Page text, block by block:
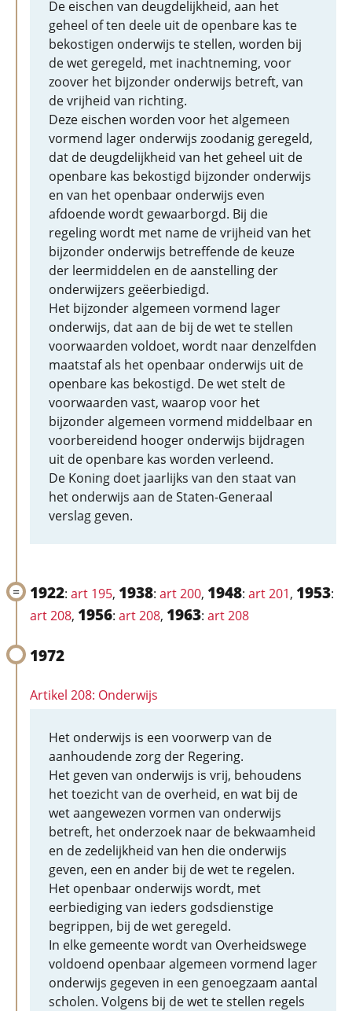
De eischen van deugdelijkheid, aan het
geheel of ten deele uit de openbare kas te
bekostigen onderwijs te stellen, worden bij
de wet geregeld, met inachtneming, voor
zoover het bijzonder onderwijs betreft, van
de vrijheid van richting.
Deze eischen worden voor het algemeen
vormend lager onderwijs zoodanig geregeld,
dat de deugdelijkheid van het geheel uit de
openbare kas bekostigd bijzonder onderwijs
en van het openbaar onderwijs even
afdoende wordt gewaarborgd. Bij die
regeling wordt met name de vrijheid van het
bijzonder onderwijs betreffende de keuze
der leermiddelen en de aanstelling der
onderwijzers geëerbiedigd.
Het bijzonder algemeen vormend lager
onderwijs, dat aan de bij de wet te stellen
voorwaarden voldoet, wordt naar denzelfden
maatstaf als het openbaar onderwijs uit de
openbare kas bekostigd. De wet stelt de
voorwaarden vast, waarop voor het
bijzonder algemeen vormend middelbaar en
voorbereidend hooger onderwijs bijdragen
uit de openbare kas worden verleend.
De Koning doet jaarlijks van den staat van
het onderwijs aan de Staten-Generaal
verslag geven.
1922: art 195, 1938: art 200, 1948: art 201, 1953:
art 208, 1956: art 208, 1963: art 208
1972
Artikel 208: Onderwijs
Het onderwijs is een voorwerp van de
aanhoudende zorg der Regering.
Het geven van onderwijs is vrij, behoudens
het toezicht van de overheid, en wat bij de
wet aangewezen vormen van onderwijs
betreft, het onderzoek naar de bekwaamheid
en de zedelijkheid van hen die onderwijs
geven, een en ander bij de wet te regelen.
Het openbaar onderwijs wordt, met
eerbiediging van ieders godsdienstige
begrippen, bij de wet geregeld.
In elke gemeente wordt van Overheidswege
voldoend openbaar algemeen vormend lager
onderwijs gegeven in een genoegzaam aantal
scholen. Volgens bij de wet te stellen regels